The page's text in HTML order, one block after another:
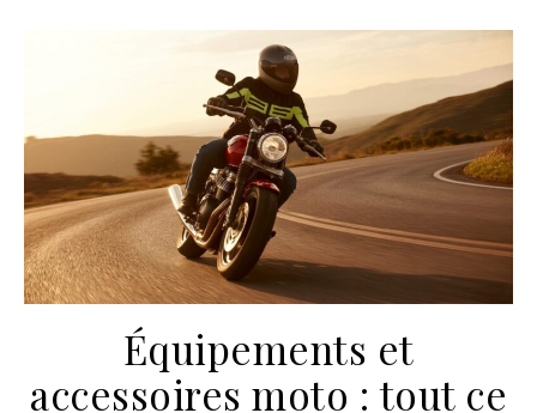
Équipements et
accessoires moto : tout ce